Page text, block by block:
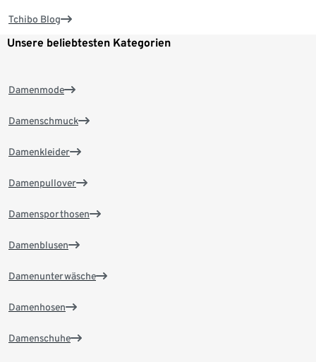
Tchibo Blog
Unsere beliebtesten Kategorien
Damenmode
Damenschmuck
Damenkleider
Damenpullover
Damensporthosen
Damenblusen
Damenunterwäsche
Damenhosen
Damenschuhe